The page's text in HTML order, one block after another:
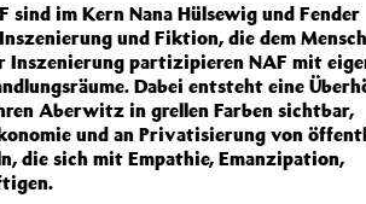
sind im Kern Nana Hülsewig und Fender
und Fiktion, die dem
Inszenierung partizipieren NAF mit
Dabei entsteht eine
Aberwitz in grellen Farben sichtbar,
und an Privatisierung von
die sich mit Empathie, Emanzipation,